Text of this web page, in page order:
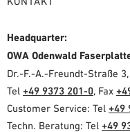
Headquarter:
OWA Odenwald
Dr.-F.-A.-Freundt-Straße
Tel +49 9373 201-0, Fax
Customer Service: Tel +49
Techn. Beratung: Tel +49